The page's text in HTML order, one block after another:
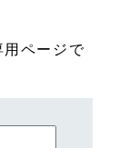
用ページで